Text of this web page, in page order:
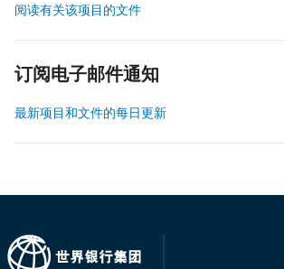
阅读有关该项目的文件
订阅电子邮件通知
最新项目和文件的每日更新